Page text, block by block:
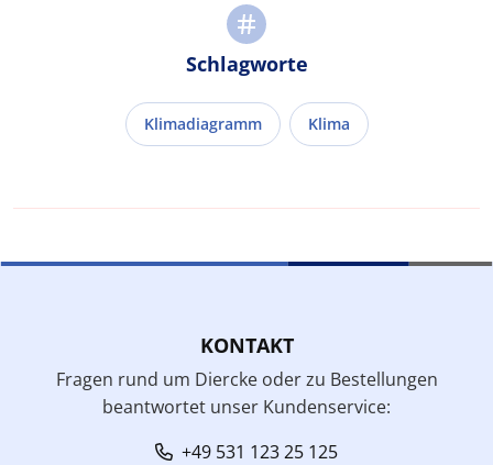
Schlagworte
Klimadiagramm Klima
KONTAKT
Fragen rund um Diercke oder zu Bestellungen
beantwortet unser Kundenservice:
+49 531 123 25 125